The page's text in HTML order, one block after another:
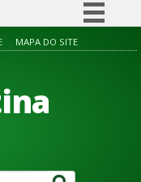
Simplifique!
à informação
Canais
MAPA DO SITE